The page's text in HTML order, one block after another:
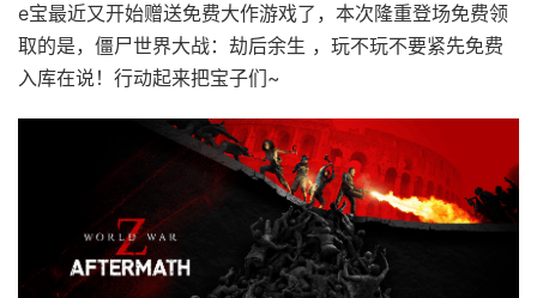
e宝最近又开始赠送免费大作游戏了，本次隆重登场免费领
取的是，僵尸世界大战：劫后余生 ，玩不玩不要紧先免费
入库在说！行动起来把宝子们~